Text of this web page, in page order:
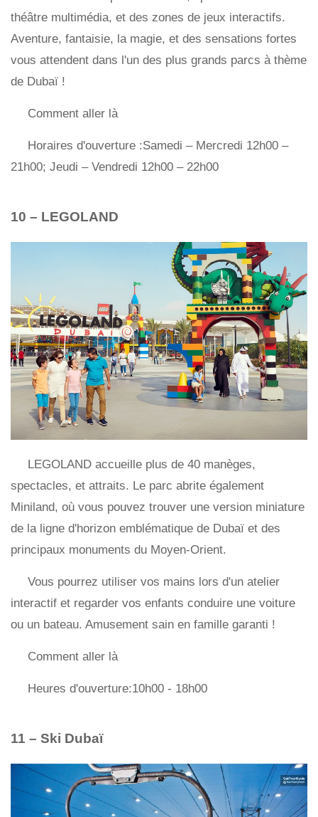
théâtre multimédia, et des zones de jeux interactifs.
Aventure, fantaisie, la magie, et des sensations fortes
vous attendent dans l'un des plus grands parcs à thème
de Dubaï !
Comment aller là
Horaires d'ouverture :Samedi – Mercredi 12h00 –
21h00; Jeudi – Vendredi 12h00 – 22h00
10 – LEGOLAND
LEGOLAND accueille plus de 40 manèges,
spectacles, et attraits. Le parc abrite également
Miniland, où vous pouvez trouver une version miniature
de la ligne d'horizon emblématique de Dubaï et des
principaux monuments du Moyen-Orient.
Vous pourrez utiliser vos mains lors d'un atelier
interactif et regarder vos enfants conduire une voiture
ou un bateau. Amusement sain en famille garanti !
Comment aller là
Heures d'ouverture:10h00 - 18h00
11 – Ski Dubaï